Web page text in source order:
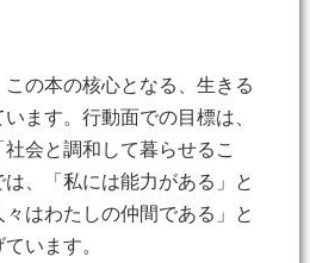
の本の核心となる、生きる
ます。行動面での目標は、
社会と調和して暮らせるこ
、「私には能力がある」と
はわたしの仲間である」と
います。